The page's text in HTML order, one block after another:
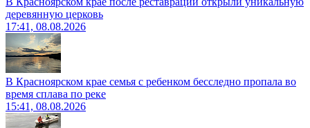
деревянную церковь
17:41, 08.08.2026
В Красноярском крае семья с ребенком бесследно пропала во
время сплава по реке
15:41, 08.08.2026